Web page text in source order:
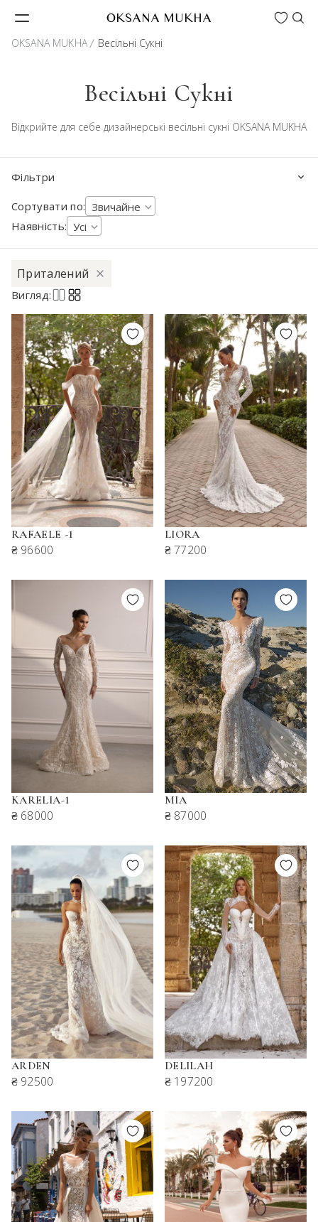
OKSANA MUKHA Wishlist
OKSANA MUKHA Весільні Сукні
Весільні Сукні
Відкрийте для себе дизайнерські весільні сукні OKSANA MUKHA
Фільтри
Сортувати по: Звичайне
Наявність: Усі
Приталений
Вигляд:
RAFAELE -1
₴ 96600
LIORA
₴ 77200
KARELIA-1
₴ 68000
MIA
₴ 87000
ARDEN
₴ 92500
DELILAH
₴ 197200